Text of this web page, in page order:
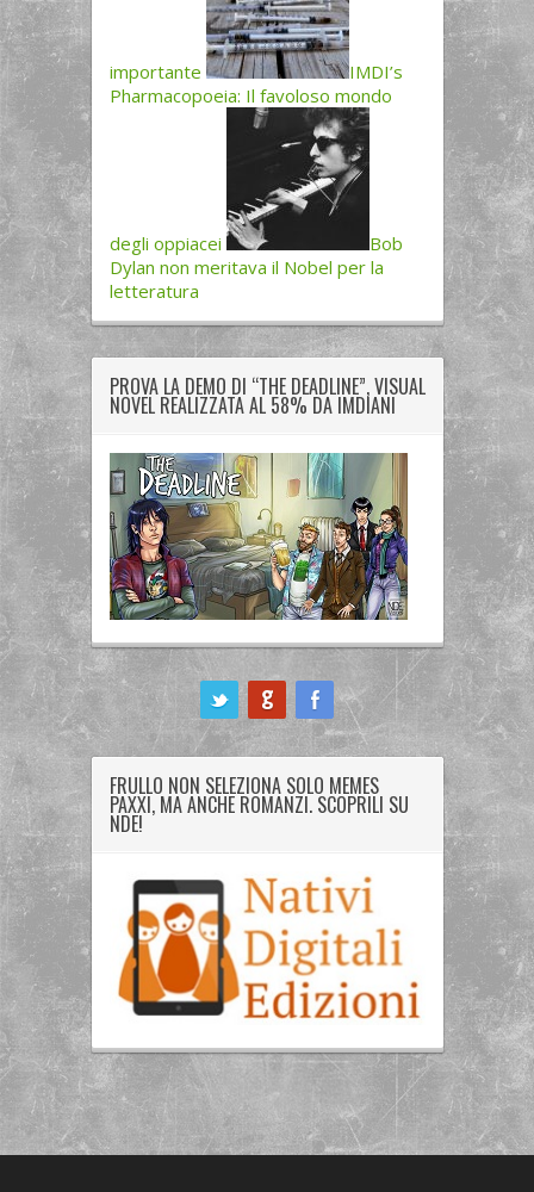
importante
IMDI’s
Pharmacopoeia: Il favoloso mondo
degli oppiacei
Bob
Dylan non meritava il Nobel per la
letteratura
PROVA LA DEMO DI “THE DEADLINE”, VISUAL
NOVEL REALIZZATA AL 58% DA IMDIANI
FRULLO NON SELEZIONA SOLO MEMES
PAXXI, MA ANCHE ROMANZI. SCOPRILI SU
NDE!